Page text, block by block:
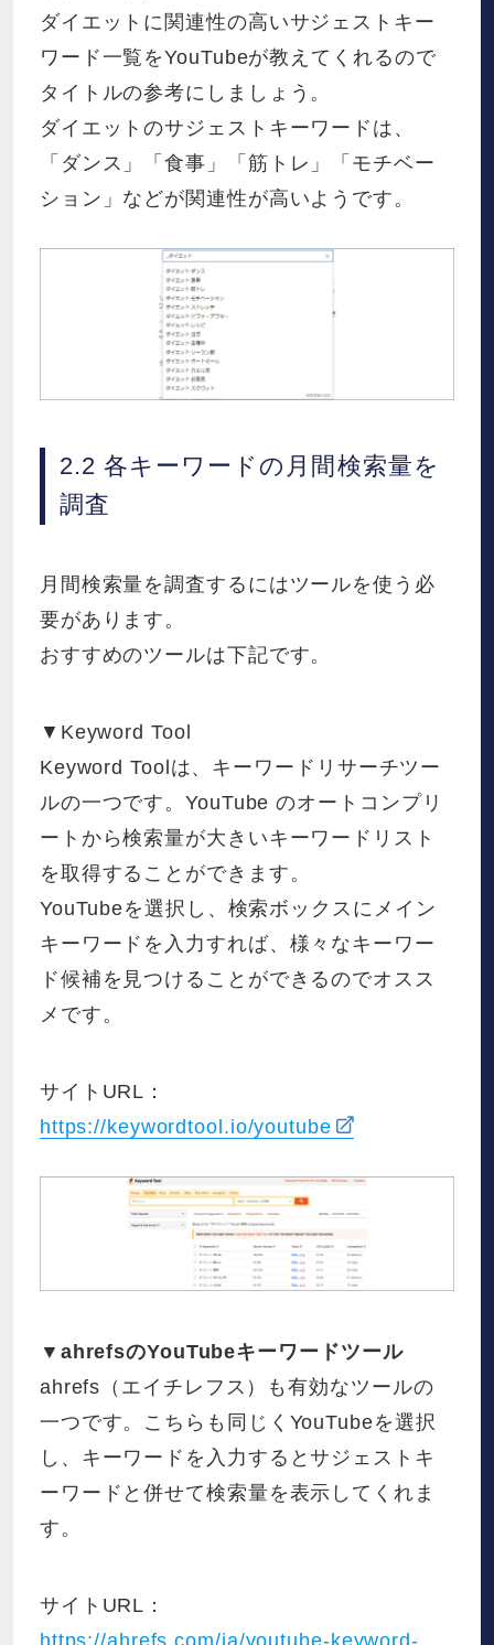
ダイエットに関連性の高いサジェストキー
ワード一覧をYouTubeが教えてくれるので
タイトルの参考にしましょう。
ダイエットのサジェストキーワードは、
「ダンス」「食事」「筋トレ」「モチベー
ション」などが関連性が高いようです。
2.2 各キーワードの月間検索量を
調査
月間検索量を調査するにはツールを使う必
要があります。
おすすめのツールは下記です。
▼Keyword Tool
Keyword Toolは、キーワードリサーチツー
ルの一つです。YouTube のオートコンプリ
ートから検索量が大きいキーワードリスト
を取得することができます。
YouTubeを選択し、検索ボックスにメイン
キーワードを入力すれば、様々なキーワー
ド候補を見つけることができるのでオスス
メです。
サイトURL：
https://keywordtool.io/youtube
▼ahrefsのYouTubeキーワードツール
ahrefs（エイチレフス）も有効なツールの
一つです。こちらも同じくYouTubeを選択
し、キーワードを入力するとサジェストキ
ーワードと併せて検索量を表示してくれま
す。
サイトURL：
https://ahrefs.com/ja/youtube-keyword-